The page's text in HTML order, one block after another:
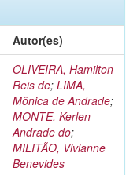
Autor(es)
OLIVEIRA, Hamilton
Reis de; LIMA,
Mônica de Andrade;
MONTE, Kerlen
Andrade do;
MILITÃO, Vivianne
Benevides